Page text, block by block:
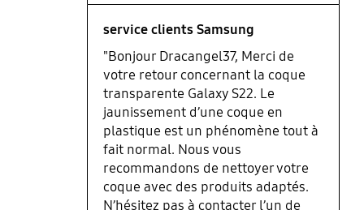
service clients Samsung
"Bonjour Dracangel37, Merci de
votre retour concernant la coque
transparente Galaxy S22. Le
jaunissement d’une coque en
plastique est un phénomène tout à
fait normal. Nous vous
recommandons de nettoyer votre
coque avec des produits adaptés.
N’hésitez pas à contacter l’un de